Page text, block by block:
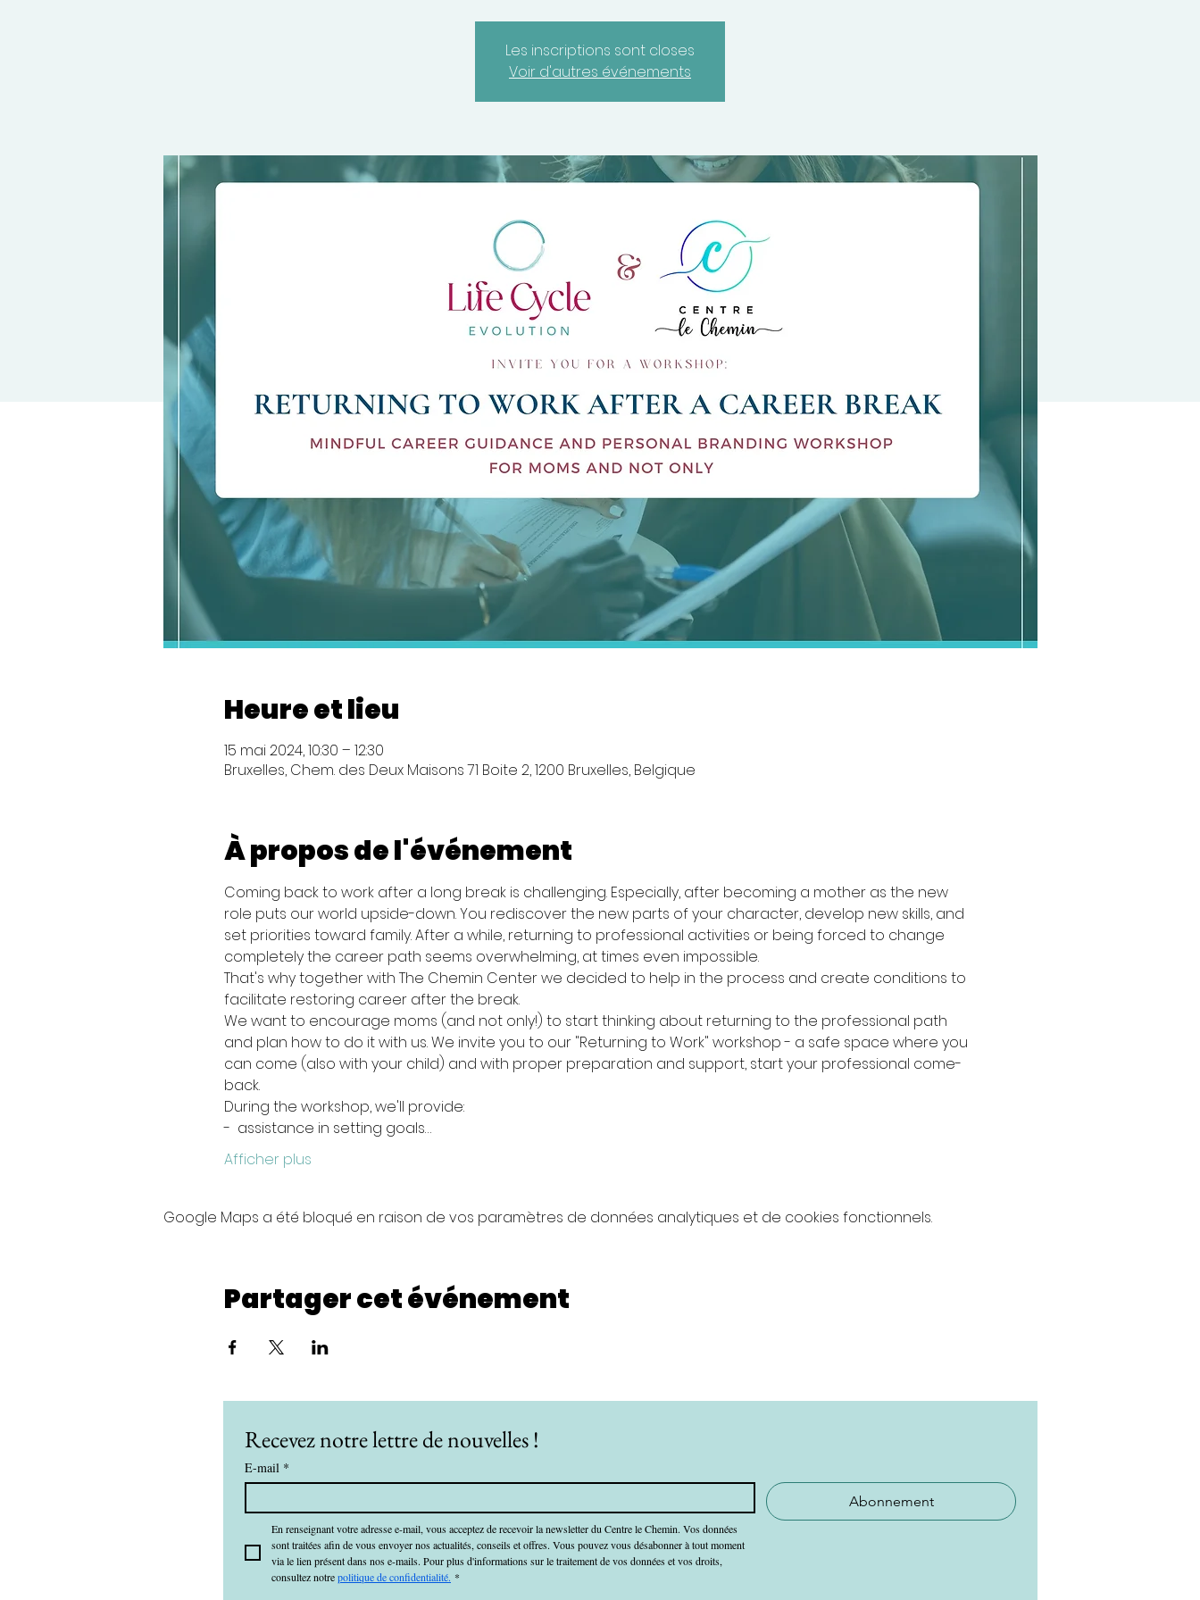
Les inscriptions sont closes
Voir d'autres événements
Heure et lieu
15 mai 2024, 10:30 – 12:30
Bruxelles, Chem. des Deux Maisons 71 Boite 2, 1200 Bruxelles, Belgique
À propos de l'événement
Coming back to work after a long break is challenging. Especially, after becoming a mother as the new
role puts our world upside-down. You rediscover the new parts of your character, develop new skills, and
set priorities toward family. After a while, returning to professional activities or being forced to change
completely the career path seems overwhelming, at times even impossible.
That's why together with The Chemin Center we decided to help in the process and create conditions to
facilitate restoring career after the break.
We want to encourage moms (and not only!) to start thinking about returning to the professional path
and plan how to do it with us. We invite you to our "Returning to Work" workshop - a safe space where you
can come (also with your child) and with proper preparation and support, start your professional come-
back.
During the workshop, we'll provide:
-  assistance in setting goals…
Afficher plus
Google Maps a été bloqué en raison de vos paramètres de données analytiques et de cookies fonctionnels.
Partager cet événement
Recevez notre lettre de nouvelles !
E-mail *
Abonnement
En renseignant votre adresse e-mail, vous acceptez de recevoir la newsletter du Centre le Chemin. Vos données
sont traitées afin de vous envoyer nos actualités, conseils et offres. Vous pouvez vous désabonner à tout moment
via le lien présent dans nos e-mails. Pour plus d'informations sur le traitement de vos données et vos droits,
consultez notre politique de confidentialité. *